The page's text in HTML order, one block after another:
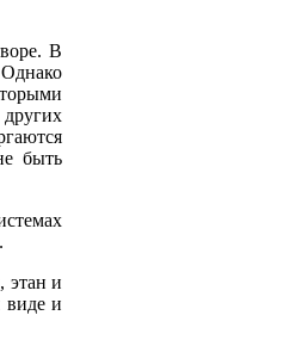
В
Однако
быть
этан и
виде и